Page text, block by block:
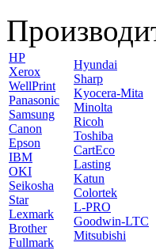
HP
Xerox
WellPrint
Panasonic
Samsung
Canon
Epson
IBM
OKI
Seikosha
Star
Lexmark
Brother
Fullmark
Hyundai
Sharp
Kyocera-Mita
Minolta
Ricoh
Toshiba
CartEco
Lasting
Katun
Colortek
L-PRO
Goodwin-LTC
Mitsubishi